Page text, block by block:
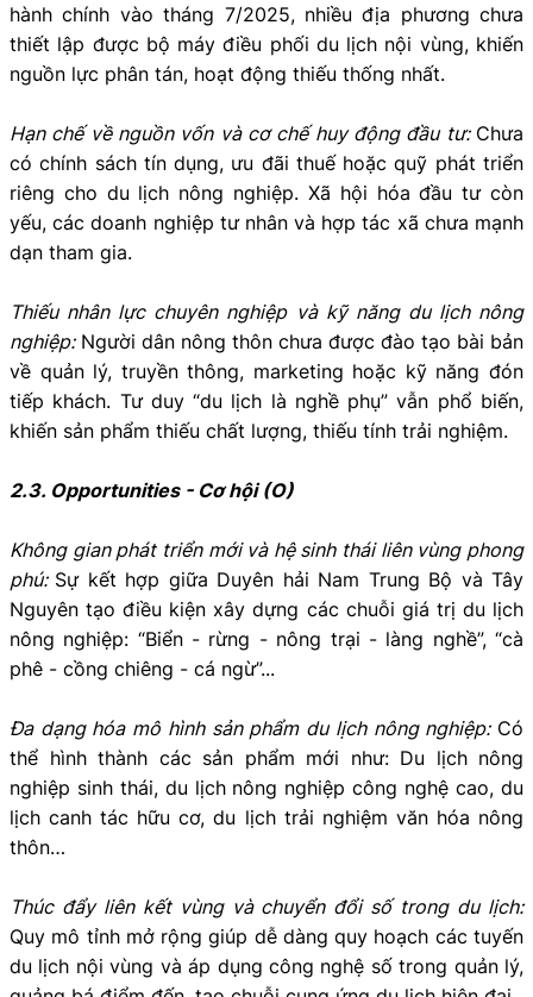
hành chính vào tháng 7/2025, nhiều địa phương chưa
thiết lập được bộ máy điều phối du lịch nội vùng, khiến
nguồn lực phân tán, hoạt động thiếu thống nhất.
Hạn chế về nguồn vốn và cơ chế huy động đầu tư: Chưa
có chính sách tín dụng, ưu đãi thuế hoặc quỹ phát triển
riêng cho du lịch nông nghiệp. Xã hội hóa đầu tư còn
yếu, các doanh nghiệp tư nhân và hợp tác xã chưa mạnh
dạn tham gia.
Thiếu nhân lực chuyên nghiệp và kỹ năng du lịch nông
nghiệp:Người dân nông thôn chưa được đào tạo bài bản
về quản lý, truyền thông, marketing hoặc kỹ năng đón
tiếp khách. Tư duy “du lịch là nghề phụ” vẫn phổ biến,
khiến sản phẩm thiếu chất lượng, thiếu tính trải nghiệm.
2.3. Opportunities - Cơ hội (O)
Không gian phát triển mới và hệ sinh thái liên vùng phong
phú: Sự kết hợp giữa Duyên hải Nam Trung Bộ và Tây
Nguyên tạo điều kiện xây dựng các chuỗi giá trị du lịch
nông nghiệp: “Biển - rừng - nông trại - làng nghề”, “cà
phê - cồng chiêng - cá ngừ”...
Đa dạng hóa mô hình sản phẩm du lịch nông nghiệp: Có
thể hình thành các sản phẩm mới như: Du lịch nông
nghiệp sinh thái, du lịch nông nghiệp công nghệ cao, du
lịch canh tác hữu cơ, du lịch trải nghiệm văn hóa nông
thôn…
Thúc đẩy liên kết vùng và chuyển đổi số trong du lịch:
Quy mô tỉnh mở rộng giúp dễ dàng quy hoạch các tuyến
du lịch nội vùng và áp dụng công nghệ số trong quản lý,